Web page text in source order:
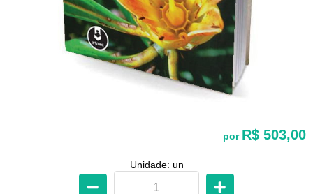
por R$ 503,00
Unidade: un